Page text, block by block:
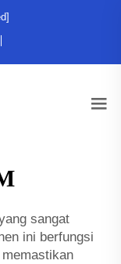
sangat
ini berfungsi